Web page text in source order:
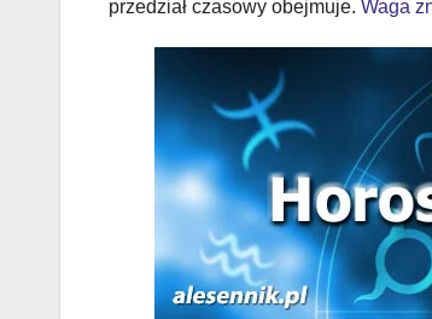
przedział czasowy obejmuje. Waga